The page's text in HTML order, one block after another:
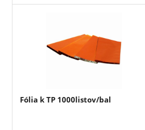
Fólia k TP 1000listov/bal